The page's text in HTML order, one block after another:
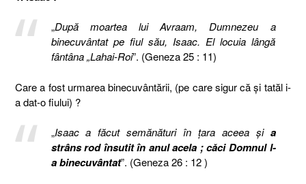
„După moartea lui Avraam, Dumnezeu a
binecuvântat pe fiul său, Isaac. El locuia lângă
fântâna „Lahai-Roi”. (Geneza 25 : 11)
Care a fost urmarea binecuvântării, (pe care sigur că şi tatăl i-
a dat-o fiului) ?
„Isaac a făcut semănături în ţara aceea şi a
strâns rod însutit în anul acela ; căci Domnul l-
a binecuvântat”. (Geneza 26 : 12 )